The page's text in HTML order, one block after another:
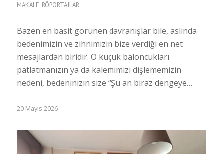
MAKALE, RÖPORTAJLAR
Bazen en basit görünen davranışlar bile, aslında
bedenimizin ve zihnimizin bize verdiği en net
mesajlardan biridir. O küçük baloncukları
patlatmanızın ya da kalemimizi dişlememizin
nedeni, bedeninizin size “Şu an biraz dengeye…
20 Mayıs 2026